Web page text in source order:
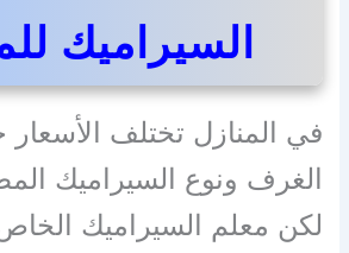
السيراميك
في المنازل تختلف
الغرف ونوع السيراميك
لكن معلم السيراميك الخاص